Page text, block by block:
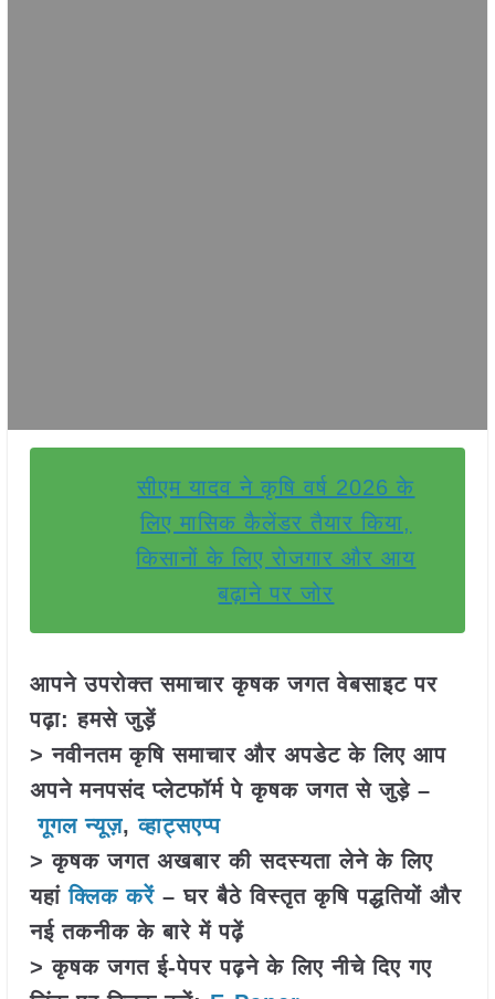
सीएम यादव ने कृषि वर्ष 2026 के
लिए मासिक कैलेंडर तैयार किया,
किसानों के लिए रोजगार और आय
बढ़ाने पर जोर
आपने उपरोक्त समाचार कृषक जगत वेबसाइट पर
पढ़ा: हमसे जुड़ें
> नवीनतम कृषि समाचार और अपडेट के लिए आप
अपने मनपसंद प्लेटफॉर्म पे कृषक जगत से जुड़े –
गूगल न्यूज़,व्हाट्सएप्प
> कृषक जगत अखबार की सदस्यता लेने के लिए
यहांक्लिक करें– घर बैठे विस्तृत कृषि पद्धतियों और
नई तकनीक के बारे में पढ़ें
> कृषक जगत ई-पेपर पढ़ने के लिए नीचे दिए गए